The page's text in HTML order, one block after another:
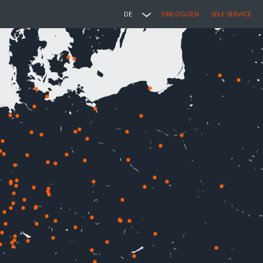
DE EINLOGGEN SELF SERVICE